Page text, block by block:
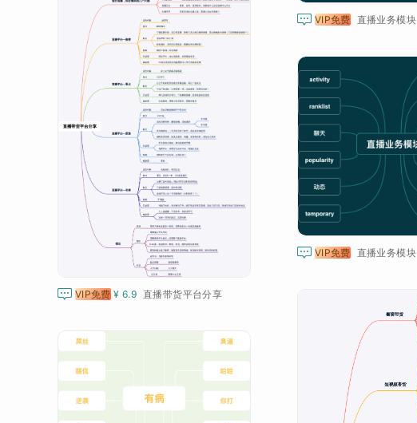
 VIP免费 直播业务模块
 VIP免费 ¥ 6.9 直播带货平台分享
 VIP免费 直播业务模块